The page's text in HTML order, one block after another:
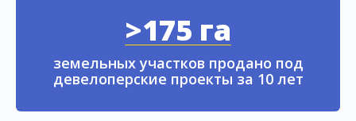
>175 га
земельных участков продано под
девелоперские проекты за 10 лет